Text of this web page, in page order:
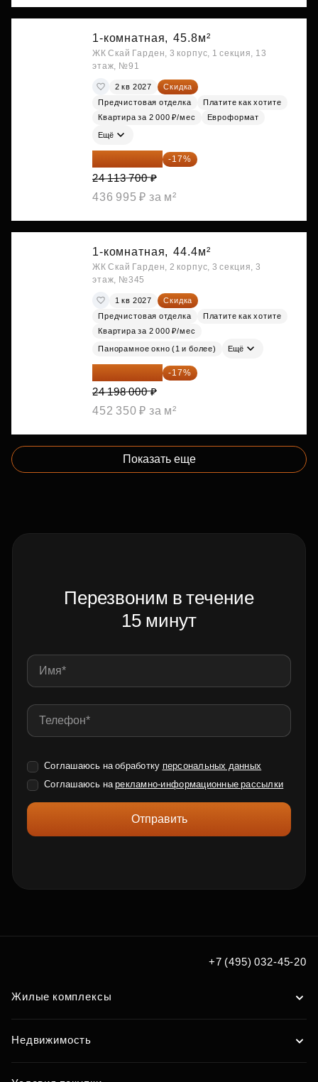
1-комнатная, 45.8м²
ЖК Скай Гарден, 3 корпус, 1 секция, 13
этаж, №91
2 кв 2027
Скидка
Предчистовая отделка
Платите как хотите
Квартира за 2 000 ₽/мес
Евроформат
Ещё
20 014 371 ₽ -17%
24 113 700 ₽
436 995 ₽ за м²
1-комнатная, 44.4м²
ЖК Скай Гарден, 2 корпус, 3 секция, 3
этаж, №345
1 кв 2027
Скидка
Предчистовая отделка
Платите как хотите
Квартира за 2 000 ₽/мес
Панорамное окно (1 и более) Ещё
20 084 340 ₽ -17%
24 198 000 ₽
452 350 ₽ за м²
Показать еще
Перезвоним в течение
15 минут
Соглашаюсь на обработку персональных данных
Соглашаюсь нарекламно-информационные рассылки
Отправить
+7 (495) 032-45-20
Жилые комплексы
Недвижимость